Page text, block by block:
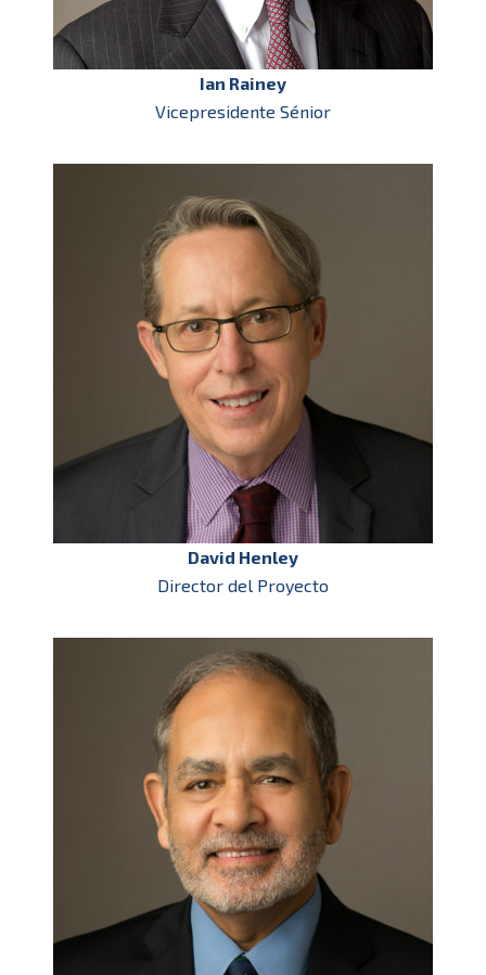
Ian Rainey
Vicepresidente Sénior
David Henley
Director del Proyecto